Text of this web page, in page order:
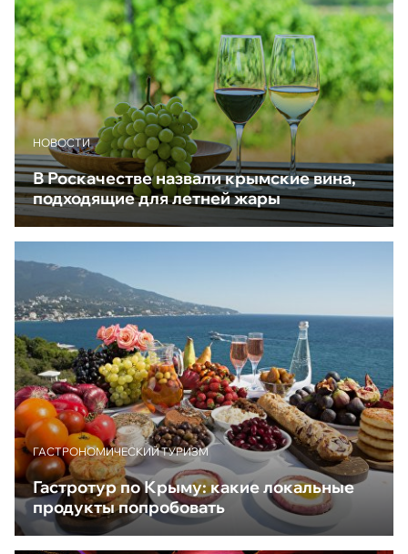
НОВОСТИ
В Роскачестве назвали крымские вина,
подходящие для летней жары
ГАСТРОНОМИЧЕСКИЙ ТУРИЗМ
Гастротур по Крыму: какие локальные
продукты попробовать